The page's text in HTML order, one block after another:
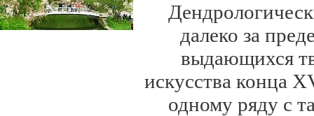
далеко за
выдающихся
искусства конца
одному ряду с